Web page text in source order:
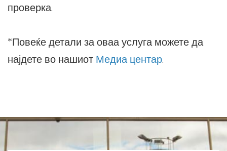
проверка.
*Повеќе детали за оваа услуга можете да
најдете во нашиот Медиа центар.